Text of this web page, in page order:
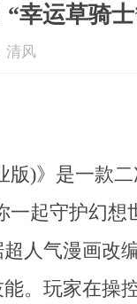
幸运草骑
清风
版)》是一款
一起守护幻
人气漫画改
。玩家在操